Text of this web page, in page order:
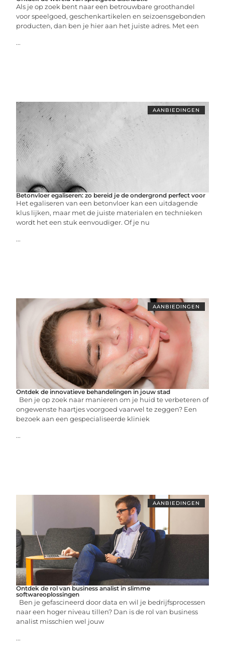
Als je op zoek bent naar een betrouwbare groothandel
voor speelgoed, geschenkartikelen en seizoensgebonden
producten, dan ben je hier aan het juiste adres. Met een
...
AANBIEDINGEN
Betonvloer egaliseren: zo bereid je de ondergrond perfect voor
Het egaliseren van een betonvloer kan een uitdagende
klus lijken, maar met de juiste materialen en technieken
wordt het een stuk eenvoudiger. Of je nu
...
AANBIEDINGEN
Ontdek de innovatieve behandelingen in jouw stad
Ben je op zoek naar manieren om je huid te verbeteren of
ongewenste haartjes voorgoed vaarwel te zeggen? Een
bezoek aan een gespecialiseerde kliniek
...
AANBIEDINGEN
Ontdek de rol van business analist in slimme
softwareoplossingen
Ben je gefascineerd door data en wil je bedrijfsprocessen
naar een hoger niveau tillen? Dan is de rol van business
analist misschien wel jouw
...